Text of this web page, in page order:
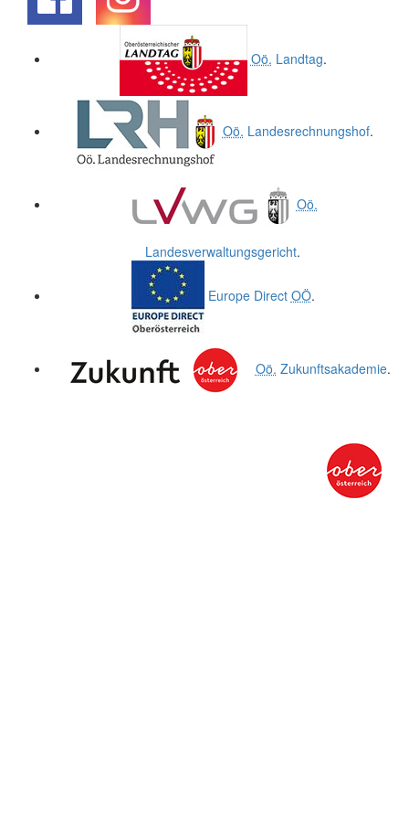
Oö. Landtag.
Oö. Landesrechnungshof.
Oö.
Landesverwaltungsgericht.
Europe Direct OÖ.
Oö. Zukunftsakademie.